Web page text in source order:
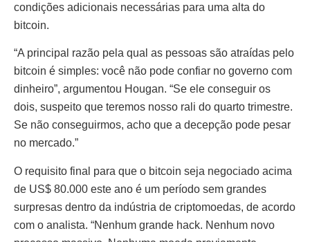
condições adicionais necessárias para uma alta do
bitcoin.
“A principal razão pela qual as pessoas são atraídas pelo
bitcoin é simples: você não pode confiar no governo com
dinheiro”, argumentou Hougan. “Se ele conseguir os
dois, suspeito que teremos nosso rali do quarto trimestre.
Se não conseguirmos, acho que a decepção pode pesar
no mercado.”
O requisito final para que o bitcoin seja negociado acima
de US$ 80.000 este ano é um período sem grandes
surpresas dentro da indústria de criptomoedas, de acordo
com o analista. “Nenhum grande hack. Nenhum novo